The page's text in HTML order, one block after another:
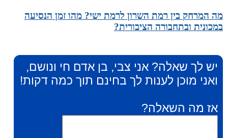
מה המרחק בין רמת השרון לרמת ישי? מהו זמן הנסיעה
במכונית ובתחבורה הציבורית?
יש לך שאלה? אני צבי, בן אדם חי ונושם,
ואני מוכן לענות לך בחינם תוך כמה דקות!
אז מה השאלה?